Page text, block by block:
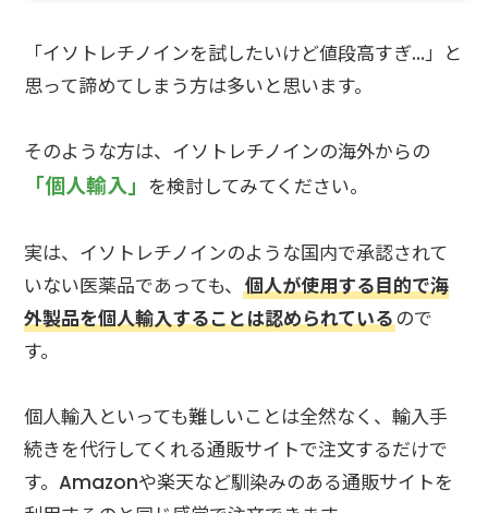
「イソトレチノインを試したいけど値段高すぎ…」と
思って諦めてしまう方は多いと思います。
そのような方は、イソトレチノインの海外からの
「個人輸入」 を検討してみてください。
実は、イソトレチノインのような国内で承認されて
いない医薬品であっても、個人が使用する目的で海
外製品を個人輸入することは認められているので
す。
個人輸入といっても難しいことは全然なく、輸入手
続きを代行してくれる通販サイトで注文するだけで
す。Amazonや楽天など馴染みのある通販サイトを